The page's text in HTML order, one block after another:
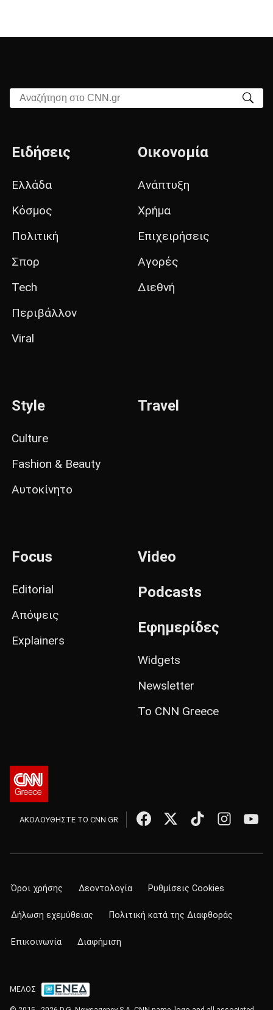
Αναζήτηση στο CNN.gr
Ειδήσεις
Ελλάδα
Κόσμος
Πολιτική
Σπορ
Tech
Περιβάλλον
Viral
Οικονομία
Ανάπτυξη
Χρήμα
Επιχειρήσεις
Αγορές
Διεθνή
Style
Culture
Fashion & Beauty
Αυτοκίνητο
Travel
Focus
Editorial
Απόψεις
Explainers
Video
Podcasts
Εφημερίδες
Widgets
Newsletter
Το CNN Greece
ΑΚΟΛΟΥΘΗΣΤΕ ΤΟ CNN.GR
Όροι χρήσης Δεοντολογία Ρυθμίσεις Cookies
Δήλωση εχεμύθειας Πολιτική κατά της Διαφθοράς
Επικοινωνία Διαφήμιση
ΜΕΛΟΣ